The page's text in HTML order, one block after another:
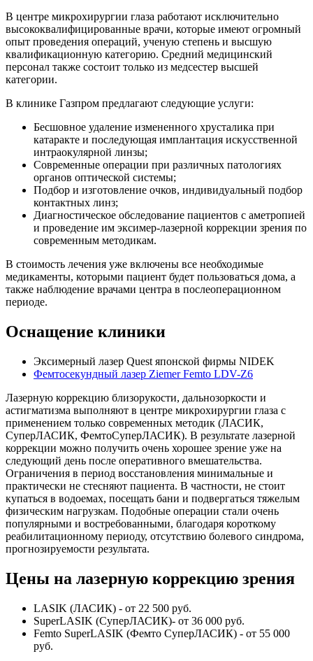
В центре микрохирургии глаза работают исключительно
высококвалифицированные врачи, которые имеют огромный
опыт проведения операций, ученую степень и высшую
квалификационную категорию. Средний медицинский
персонал также состоит только из медсестер высшей
категории.
В клинике Газпром предлагают следующие услуги:
Бесшовное удаление измененного хрусталика при
катаракте и последующая имплантация искусственной
интраокулярной линзы;
Современные операции при различных патологиях
органов оптической системы;
Подбор и изготовление очков, индивидуальный подбор
контактных линз;
Диагностическое обследование пациентов с аметропией
и проведение им эксимер-лазерной коррекции зрения по
современным методикам.
В стоимость лечения уже включены все необходимые
медикаменты, которыми пациент будет пользоваться дома, а
также наблюдение врачами центра в послеоперационном
периоде.
Оснащение клиники
Эксимерный лазер Quest японской фирмы NIDEK
Фемтосекундный лазер Ziemer Femto LDV-Z6
Лазерную коррекцию близорукости, дальнозоркости и
астигматизма выполняют в центре микрохирургии глаза с
применением только современных методик (ЛАСИК,
СуперЛАСИК, ФемтоСуперЛАСИК). В результате лазерной
коррекции можно получить очень хорошее зрение уже на
следующий день после оперативного вмешательства.
Ограничения в период восстановления минимальные и
практически не стесняют пациента. В частности, не стоит
купаться в водоемах, посещать бани и подвергаться тяжелым
физическим нагрузкам. Подобные операции стали очень
популярными и востребованными, благодаря короткому
реабилитационному периоду, отсутствию болевого синдрома,
прогнозируемости результата.
Цены на лазерную коррекцию зрения
LASIK (ЛАСИК) - от 22 500 руб.
SuperLASIK (СуперЛАСИК)- от 36 000 руб.
Femto SuperLASIK (Фемто СуперЛАСИК) - от 55 000
руб.